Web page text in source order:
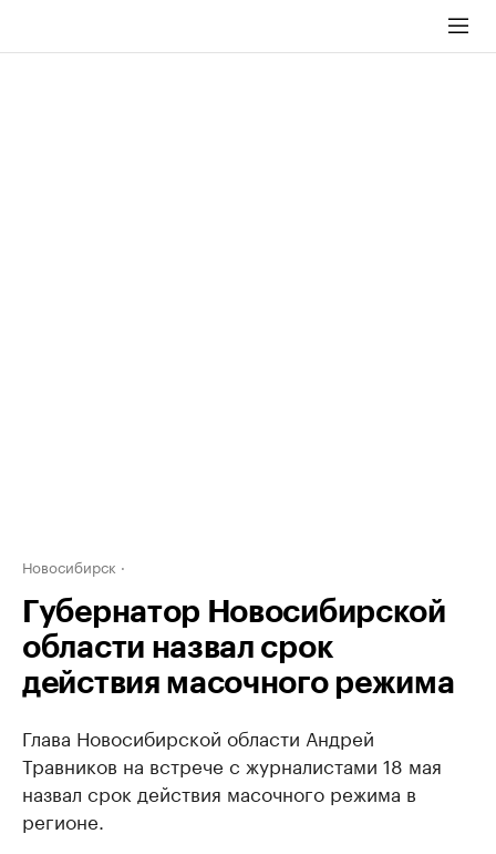
Новосибирск
Губернатор Новосибирской
области назвал срок
действия масочного режима
Глава Новосибирской области Андрей
Травников на встрече с журналистами 18 мая
назвал срок действия масочного режима в
регионе.